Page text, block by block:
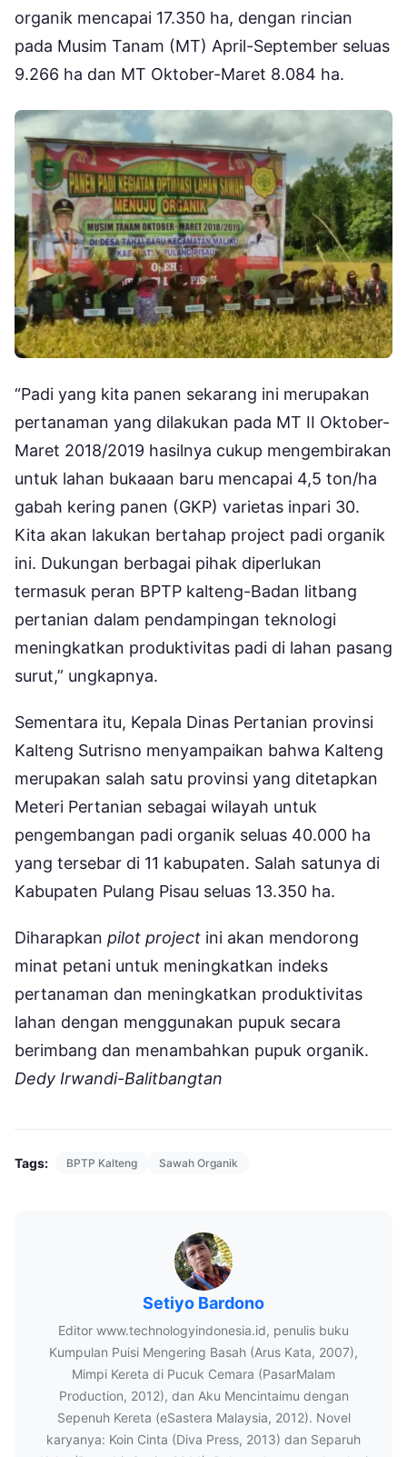
organik mencapai 17.350 ha, dengan rincian
pada Musim Tanam (MT) April-September seluas
9.266 ha dan MT Oktober-Maret 8.084 ha.
“Padi yang kita panen sekarang ini merupakan
pertanaman yang dilakukan pada MT II Oktober-
Maret 2018/2019 hasilnya cukup mengembirakan
untuk lahan bukaaan baru mencapai 4,5 ton/ha
gabah kering panen (GKP) varietas inpari 30.
Kita akan lakukan bertahap project padi organik
ini. Dukungan berbagai pihak diperlukan
termasuk peran BPTP kalteng-Badan litbang
pertanian dalam pendampingan teknologi
meningkatkan produktivitas padi di lahan pasang
surut,” ungkapnya.
Sementara itu, Kepala Dinas Pertanian provinsi
Kalteng Sutrisno menyampaikan bahwa Kalteng
merupakan salah satu provinsi yang ditetapkan
Meteri Pertanian sebagai wilayah untuk
pengembangan padi organik seluas 40.000 ha
yang tersebar di 11 kabupaten. Salah satunya di
Kabupaten Pulang Pisau seluas 13.350 ha.
Diharapkan pilot project ini akan mendorong
minat petani untuk meningkatkan indeks
pertanaman dan meningkatkan produktivitas
lahan dengan menggunakan pupuk secara
berimbang dan menambahkan pupuk organik.
Dedy Irwandi-Balitbangtan
Tags: BPTP Kalteng Sawah Organik
Setiyo Bardono
Editor www.technologyindonesia.id, penulis buku
Kumpulan Puisi Mengering Basah (Arus Kata, 2007),
Mimpi Kereta di Pucuk Cemara (PasarMalam
Production, 2012), dan Aku Mencintaimu dengan
Sepenuh Kereta (eSastera Malaysia, 2012). Novel
karyanya: Koin Cinta (Diva Press, 2013) dan Separuh